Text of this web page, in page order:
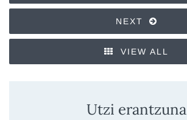
NEXT
VIEW ALL
Utzi erantzuna